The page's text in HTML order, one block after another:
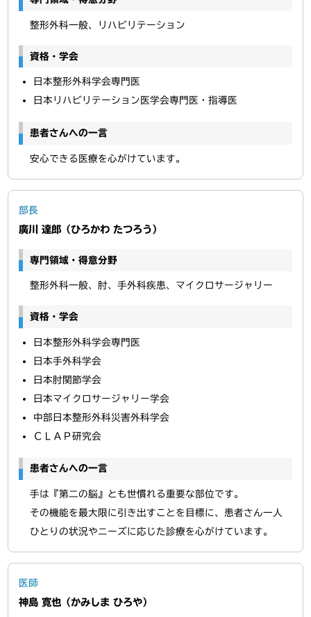
整形外科一般、リハビリテーション
資格・学会
日本整形外科学会専門医
日本リハビリテーション医学会専門医・指導医
患者さんへの一言
安心できる医療を心がけています。
部長
廣川 達郎（ひろかわ たつろう）
専門領域・得意分野
整形外科一般、肘、手外科疾患、マイクロサージャリー
資格・学会
日本整形外科学会専門医
日本手外科学会
日本肘関節学会
日本マイクロサージャリー学会
中部日本整形外科災害外科学会
ＣＬＡＰ研究会
患者さんへの一言
手は『第二の脳』とも世慣れる重要な部位です。
その機能を最大限に引き出すことを目標に、患者さん一人
ひとりの状況やニーズに応じた診療を心がけています。
医師
神島 寛也（かみしま ひろや）